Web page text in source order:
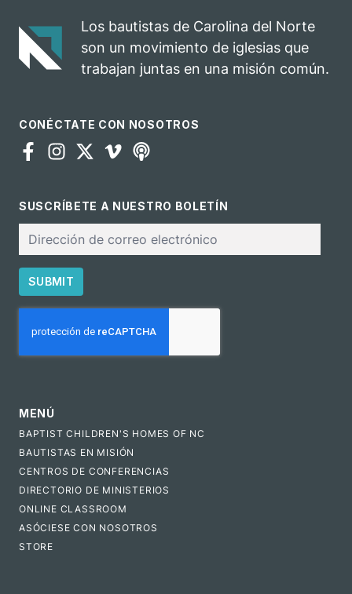
Los bautistas de Carolina del Norte
son un movimiento de iglesias que
trabajan juntas en una misión común.
CONÉCTATE CON NOSOTROS
SUSCRÍBETE A NUESTRO BOLETÍN
electrónico
SUBMIT
MENÚ
BAPTIST CHILDREN'S HOMES OF NC
BAUTISTAS EN MISIÓN
CENTROS DE CONFERENCIAS
DIRECTORIO DE MINISTERIOS
ONLINE CLASSROOM
ASÓCIESE CON NOSOTROS
STORE